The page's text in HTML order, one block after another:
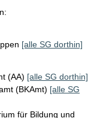
[alle SG dorthin]
(AA) [alle SG dorthin]
(BKAmt) [alle SG
für Bildung und